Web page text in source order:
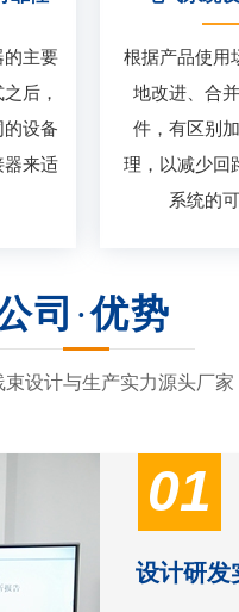
的主要
后，
设备
器来适
根据产品使用
地改进、合
件，有区别
理，以减少回
系统的
司 ·优势
束设计与生产实力源头厂家
01
设计研发